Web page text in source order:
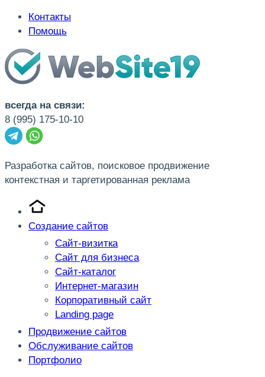
Контакты
Помощь
всегда на связи:
8 (995) 175-10-10
Разработка сайтов, поисковое продвижение
контекстная и таргетированная реклама
Создание сайтов
Сайт-визитка
Сайт для бизнеса
Сайт-каталог
Интернет-магазин
Корпоративный сайт
Landing page
Продвижение сайтов
Обслуживание сайтов
Портфолио